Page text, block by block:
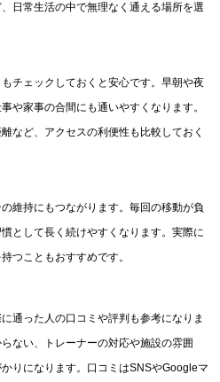
日常生活の中で無理なく通える場所を選
チェックしておくと安心です。早朝や夜
や家事の合間にも通いやすくなります。
など、アクセスの利便性も比較しておく
維持にもつながります。毎回の移動が負
として長く続けやすくなります。実際に
つこともおすすめです。
通った人の口コミや評判も参考になりま
ない、トレーナーの対応や施設の雰囲
りになります。口コミはSNSやGoogleマ